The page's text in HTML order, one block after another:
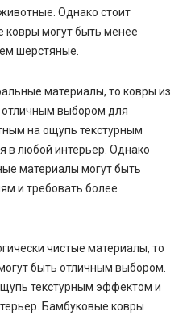
Однако стоит
ковры могут быть менее
шерстяные.
материалы, то ковры из
отличным выбором для
на ощупь текстурным
в любой интерьер. Однако
материалы могут быть
и требовать более
чистые материалы, то
быть отличным выбором.
текстурным эффектом и
Бамбуковые ковры